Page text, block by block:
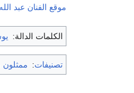
موقع الفنان عبد
الكلمات الدالة:
تصنيفات: